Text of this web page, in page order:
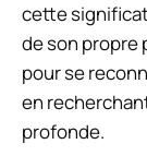
cette
de son propre
pour se
en
profonde.